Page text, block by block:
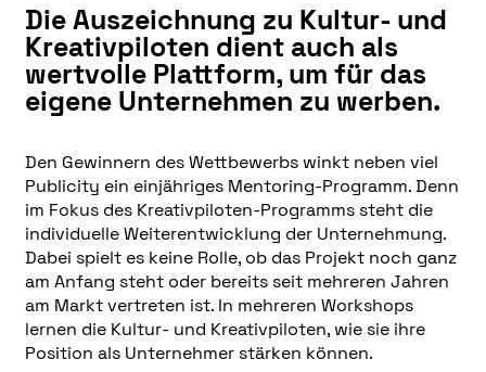
Die Auszeichnung zu Kultur- und
Kreativpiloten dient auch als
wertvolle Plattform, um für das
eigene Unternehmen zu werben.
Den Gewinnern des Wettbewerbs winkt neben viel
Pu­b­li­ci­ty ein einjähriges Mentoring-Programm. Denn
im Fokus des Kreativpiloten-Programms steht die
individuelle Weiterentwicklung der Unternehmung.
Dabei spielt es keine Rolle, ob das Projekt noch ganz
am Anfang steht oder bereits seit mehreren Jahren
am Markt vertreten ist. In mehreren Workshops
lernen die Kultur- und Kreativpiloten, wie sie ihre
Position als Unternehmer stärken können.